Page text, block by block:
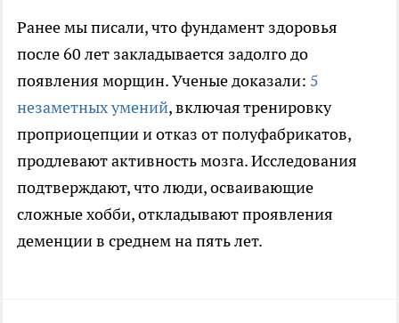
Ранее мы писали, что фундамент здоровья
после 60 лет закладывается задолго до
появления морщин. Ученые доказали: 5
незаметных умений, включая тренировку
проприоцепции и отказ от полуфабрикатов,
продлевают активность мозга. Исследования
подтверждают, что люди, осваивающие
сложные хобби, откладывают проявления
деменции в среднем на пять лет.